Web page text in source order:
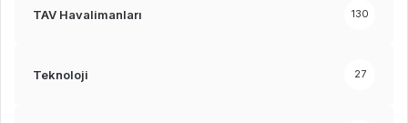
TAV Havalimanları 130
Teknoloji 27